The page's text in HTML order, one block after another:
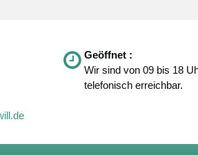
Geöffnet :
Wir sind von 09 bis 18
telefonisch erreichbar.